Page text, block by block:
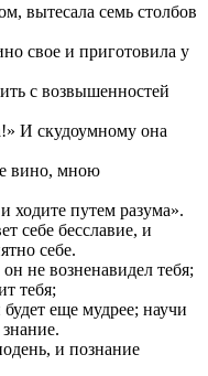
вытесала семь столбов
свое и приготовила у
с возвышенностей
И скудоумному она
вино, мною
ходите путем разума».
себе бесславие, и
себе.
не возненавидел тебя;
тебя;
еще мудрее; научи
и познание